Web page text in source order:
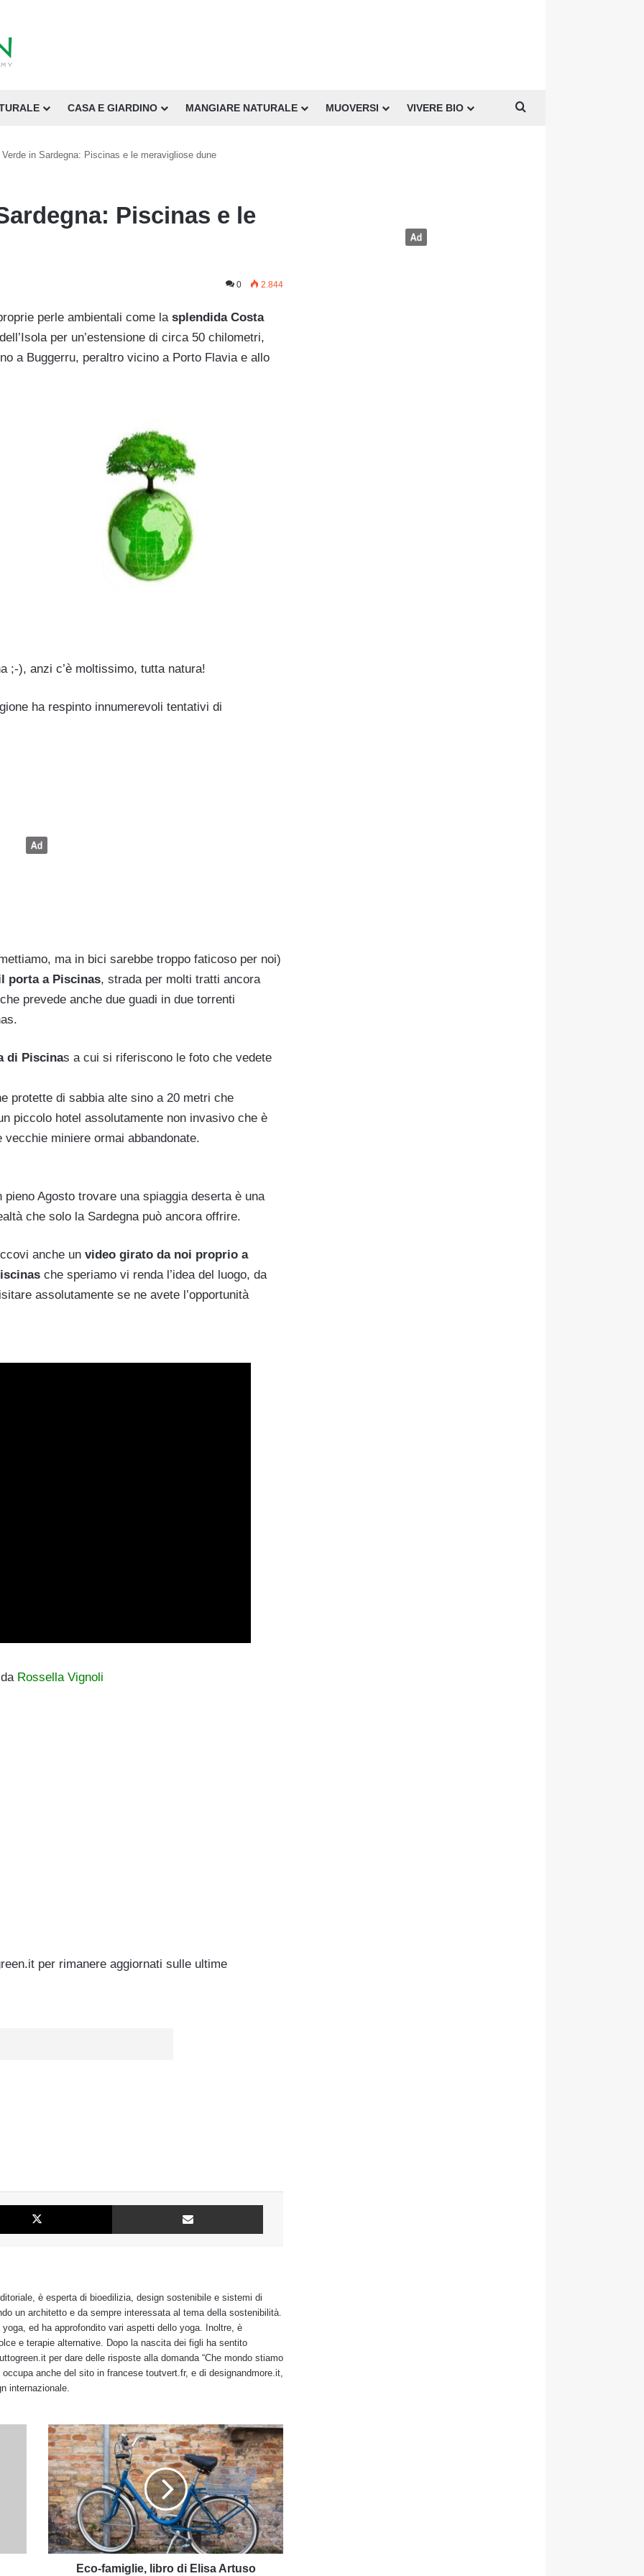
CASA E GIARDINO MANGIARE NATURALE MUOVERSI VIVERE BIO
in Sardegna: Piscinas e le meravigliose dune
Piscinas e le
0 2.844
perle ambientali come la splendida Costa
per un’estensione di circa 50 chilometri,
a Buggerru, peraltro vicino a Porto Flavia e allo
;-), anzi c’è moltissimo, tutta natura!
ha respinto innumerevoli tentativi di
ma in bici sarebbe troppo faticoso per noi)
porta a Piscinas, strada per molti tratti ancora
prevede anche due guadi in due torrenti
di Piscinas a cui si riferiscono le foto che vedete
protette di sabbia alte sino a 20 metri che
piccolo hotel assolutamente non invasivo che è
miniere ormai abbandonate.
pieno Agosto trovare una spiaggia deserta è una
che solo la Sardegna può ancora offrire.
anche un video girato da noi proprio a
che speriamo vi renda l’idea del luogo, da
assolutamente se ne avete l’opportunità
Rossella Vignoli
per rimanere aggiornati sulle ultime
X Condividi via mail
è esperta di bioedilizia, design sostenibile e sistemi di
un architetto e da sempre interessata al tema della sostenibilità.
ed ha approfondito vari aspetti dello yoga. Inoltre, è
e terapie alternative. Dopo la nascita dei figli ha sentito
per dare delle risposte alla domanda “Che mondo stiamo
anche del sito in francese toutvert.fr, e di designandmore.it,
internazionale.
Eco-
famiglie,
libro
di
Elisa
Artuso
Eco-famiglie, libro di Elisa Artuso